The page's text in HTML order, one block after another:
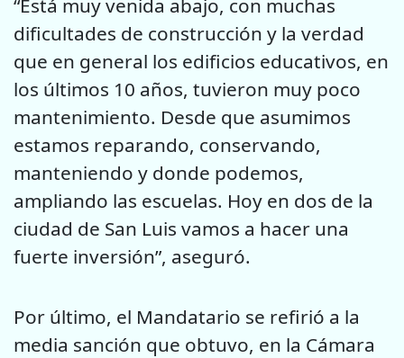
“Está muy venida abajo, con muchas
dificultades de construcción y la verdad
que en general los edificios educativos, en
los últimos 10 años, tuvieron muy poco
mantenimiento. Desde que asumimos
estamos reparando, conservando,
manteniendo y donde podemos,
ampliando las escuelas. Hoy en dos de la
ciudad de San Luis vamos a hacer una
fuerte inversión”, aseguró.
Por último, el Mandatario se refirió a la
media sanción que obtuvo, en la Cámara